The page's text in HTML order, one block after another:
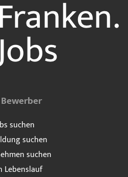
suchen
suchen
suchen
Lebenslauf